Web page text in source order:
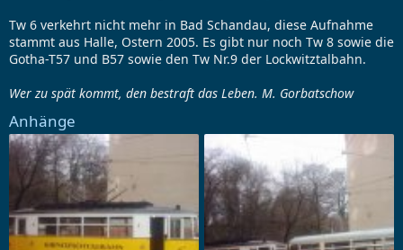
Tw 6 verkehrt nicht mehr in Bad Schandau, diese Aufnahme
stammt aus Halle, Ostern 2005. Es gibt nur noch Tw 8 sowie die
Gotha-T57 und B57 sowie den Tw Nr.9 der Lockwitztalbahn.
Wer zu spät kommt, den bestraft das Leben. M. Gorbatschow
Anhänge